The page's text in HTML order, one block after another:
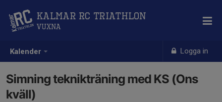
Kalender Logga in
Kalmar RC Triathlon
Vuxna
Simning teknikträning med KS (Ons
kväll)